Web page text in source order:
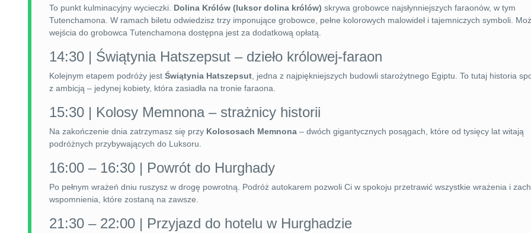
To punkt kulminacyjny wycieczki. Dolina Królów (luksor dolina królów) skrywa grobowce najsłynniejszych faraonów, w tym
Tutenchamona. W ramach biletu odwiedzisz trzy imponujące grobowce, pełne kolorowych malowideł i tajemniczych symboli.
wejścia do grobowca Tutenchamona dostępna jest za dodatkową opłatą.
14:30 | Świątynia Hatszepsut – dzieło królowej-faraon
Kolejnym etapem podróży jest Świątynia Hatszepsut , jedna z najpiękniejszych budowli starożytnego Egiptu. To tutaj historia
z ambicją – jedynej kobiety, która zasiadła na tronie faraona.
15:30 | Kolosy Memnona – strażnicy historii
Na zakończenie dnia zatrzymasz się przy Kolososach Memnona – dwóch gigantycznych posągach, które od tysięcy lat witają
podróżnych przybywających do Luksoru.
16:00 – 16:30 | Powrót do Hurghady
Po pełnym wrażeń dniu ruszysz w drogę powrotną. Podróż autokarem pozwoli Ci w spokoju przetrawić wszystkie wrażenia i
wspomnienia, które zostaną na zawsze.
21:30 – 22:00 | Przyjazd do hotelu w Hurghadzie